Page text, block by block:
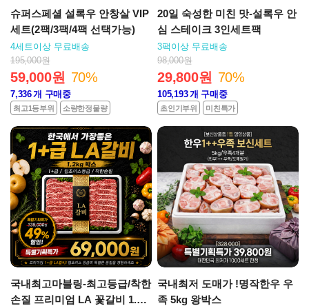
슈퍼스페셜 설록우 안창살 VIP
세트(2팩/3팩/4팩 선택가능)
4세트이상 무료배송
195,000원
59,000원 70%
7,336개 구매중
최고1등부위 소량한정물량
20일 숙성한 미친 맛-설록우 안
심 스테이크 3인세트팩
3팩이상 무료배송
98,000원
29,800원 70%
105,193개 구매중
초인기부위 미친특가
국내최고마블링-최고등급/착한
손질 프리미엄 LA 꽃갈비 1.2k
국내최저 도매가 !명작한우 우
족 5kg 왕박스